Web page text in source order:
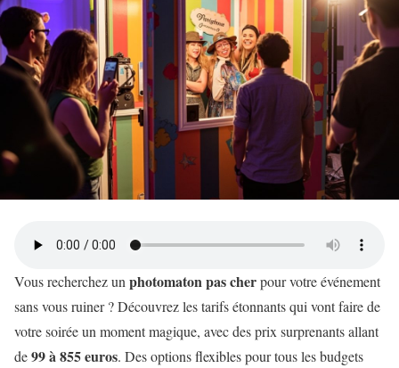
Vous recherchez unphotomaton pas cherpour votre événement
sans vous ruiner ? Découvrez les tarifs étonnants qui vont faire de
votre soirée un moment magique, avec des prix surprenants allant
de99 à 855 euros. Des options flexibles pour tous les budgets